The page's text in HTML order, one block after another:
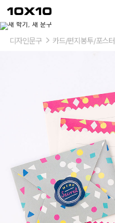
텐
바
텐
이
상
디자인문구 카드/편지봉투/포스터